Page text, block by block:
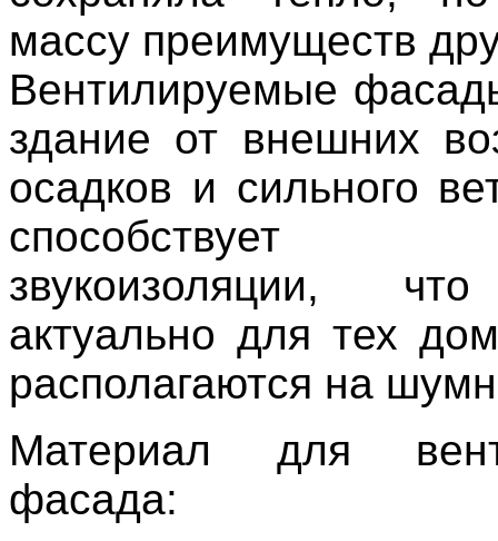
массу преимуществ
Вентилируемые
здание от внешних
осадков и сильного
способствует
звукоизоляции,
актуально для тех
располагаются на
Материал для
фасада: